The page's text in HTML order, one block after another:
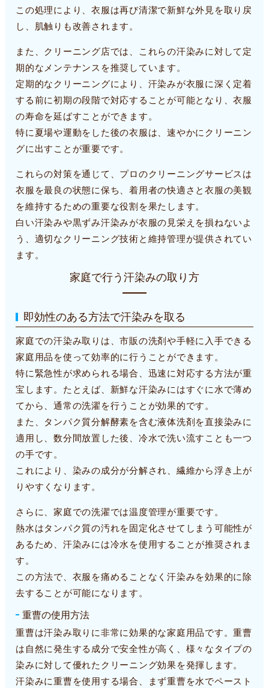
この処理により、衣服は再び清潔で新鮮な外見を取り戻
し、肌触りも改善されます。
また、クリーニング店では、これらの汗染みに対して定
期的なメンテナンスを推奨しています。
定期的なクリーニングにより、汗染みが衣服に深く定着
する前に初期の段階で対応することが可能となり、衣服
の寿命を延ばすことができます。
特に夏場や運動をした後の衣服は、速やかにクリーニン
グに出すことが重要です。
これらの対策を通じて、プロのクリーニングサービスは
衣服を最良の状態に保ち、着用者の快適さと衣服の美観
を維持するための重要な役割を果たします。
白い汗染みや黒ずみ汗染みが衣服の見栄えを損ねないよ
う、適切なクリーニング技術と維持管理が提供されてい
ます。
家庭で行う汗染みの取り方
即効性のある方法で汗染みを取る
家庭での汗染み取りは、市販の洗剤や手軽に入手できる
家庭用品を使って効率的に行うことができます。
特に緊急性が求められる場合、迅速に対応する方法が重
宝します。たとえば、新鮮な汗染みにはすぐに水で薄め
てから、通常の洗濯を行うことが効果的です。
また、タンパク質分解酵素を含む液体洗剤を直接染みに
適用し、数分間放置した後、冷水で洗い流すことも一つ
の手です。
これにより、染みの成分が分解され、繊維から浮き上が
りやすくなります。
さらに、家庭での洗濯では温度管理が重要です。
熱水はタンパク質の汚れを固定化させてしまう可能性が
あるため、汗染みには冷水を使用することが推奨されま
す。
この方法で、衣服を痛めることなく汗染みを効果的に除
去することが可能になります。
重曹の使用方法
重曹は汗染み取りに非常に効果的な家庭用品です。重曹
は自然に発生する成分で安全性が高く、様々なタイプの
染みに対して優れたクリーニング効果を発揮します。
汗染みに重曹を使用する場合、まず重曹を水でペースト